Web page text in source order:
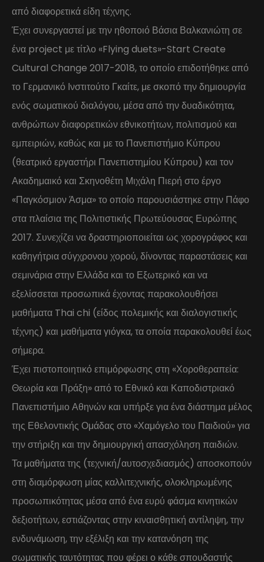
από διαφορετικά είδη τέχνης.
Έχει συνεργαστεί με την ηθοποιό Βάσια Βαλκανιώτη σε
ένα project με τίτλο «Flying duets»-Start Create
Cultural Change 2017-2018, το οποίο επιδοτήθηκε από
το Γερμανικό Ινστιτούτο Γκαίτε, με σκοπό την δημιουργία
ενός σωματικού διαλόγου, μέσα από την δυαδικότητα,
ανθρώπων διαφορετικών εθνικοτήτων, πολιτισμού και
εμπειριών, καθώς και με το Πανεπιστήμιο Κύπρου
(θεατρικό εργαστήρι Πανεπιστημίου Κύπρου) και τον
Ακαδημαικό και Σκηνοθέτη Μιχάλη Πιερή στο έργο
«Παγκόσμιον Άσμα» το οποίο παρουσιάστηκε στην Πάφο
στα πλαίσια της Πολιτιστικής Πρωτεύουσας Ευρώπης
2017. Συνεχίζει να δραστηριοποιείται ως χορογράφος και
καθηγήτρια σύγχρονου χορού, δίνοντας παραστάσεις και
σεμινάρια στην Ελλάδα και το Εξωτερικό και να
εξελίσσεται προσωπικά έχοντας παρακολουθήσει
μαθήματα Thai chi (είδος πολεμικής και διαλογιστικής
τέχνης) και μαθήματα γιόγκα, τα οποία παρακολουθεί έως
σήμερα.
Έχει πιστοποιητικό επιμόρφωσης στη «Χοροθεραπεία:
Θεωρία και Πράξη» από το Εθνικό και Καποδιστριακό
Πανεπιστήμιο Αθηνών και υπήρξε για ένα διάστημα μέλος
της Εθελοντικής Ομάδας στο «Χαμόγελο του Παιδιού» για
την στήριξη και την δημιουργική απασχόληση παιδιών.
Τα μαθήματα της (τεχνική/αυτοσχεδιασμός) αποσκοπούν
στη διαμόρφωση μίας καλλιτεχνικής, ολοκληρωμένης
προσωπικότητας μέσα από ένα ευρύ φάσμα κινητικών
δεξιοτήτων, εστιάζοντας στην κιναισθητική αντίληψη, την
ενδυνάμωση, την εξέλιξη και την κατανόηση της
σωματικής ταυτότητας που φέρει ο κάθε σπουδαστής